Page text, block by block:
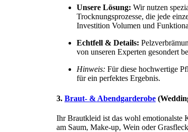
Unsere Lösung: Wir nutzen
Trocknungsprozesse, die jede
Investition Volumen und
Echtfell & Details:
von unseren Experten gesondert
Hinweis: Für diese hochwertige
für ein perfektes Ergebnis.
3. Braut- & Abendgarderobe
Ihr Brautkleid ist das wohl emotionalste
am Saum, Make-up, Wein oder